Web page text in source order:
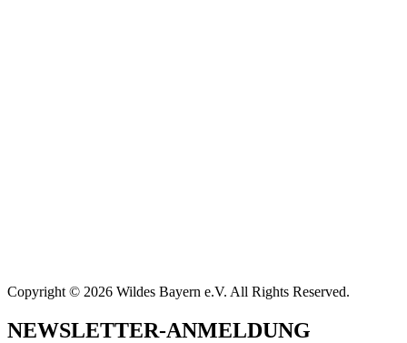
Copyright © 2026 Wildes Bayern e.V. All Rights Reserved.
NEWSLETTER-ANMELDUNG